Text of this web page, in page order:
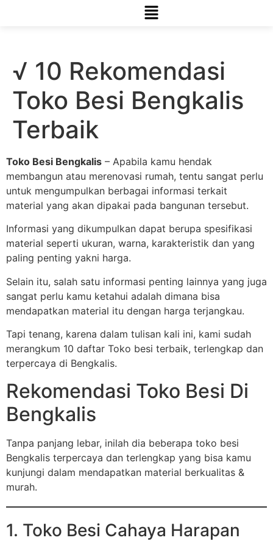
√ 10 Rekomendasi
Toko Besi Bengkalis
Terbaik
Toko Besi Bengkalis – Apabila kamu hendak
membangun atau merenovasi rumah, tentu sangat perlu
untuk mengumpulkan berbagai informasi terkait
material yang akan dipakai pada bangunan tersebut.
Informasi yang dikumpulkan dapat berupa spesifikasi
material seperti ukuran, warna, karakteristik dan yang
paling penting yakni harga.
Selain itu, salah satu informasi penting lainnya yang juga
sangat perlu kamu ketahui adalah dimana bisa
mendapatkan material itu dengan harga terjangkau.
Tapi tenang, karena dalam tulisan kali ini, kami sudah
merangkum 10 daftar Toko besi terbaik, terlengkap dan
terpercaya di Bengkalis.
Rekomendasi Toko Besi Di
Bengkalis
Tanpa panjang lebar, inilah dia beberapa toko besi
Bengkalis terpercaya dan terlengkap yang bisa kamu
kunjungi dalam mendapatkan material berkualitas &
murah.
1. Toko Besi Cahaya Harapan